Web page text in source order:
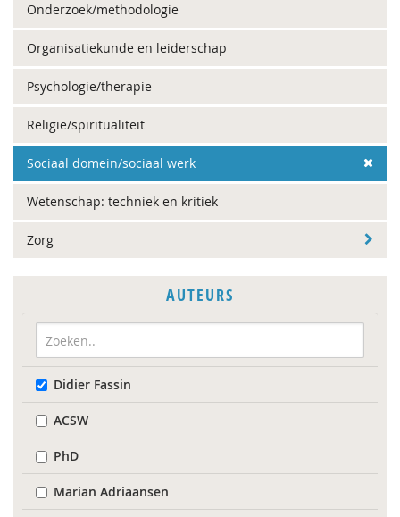
Onderzoek/methodologie
Organisatiekunde en leiderschap
Psychologie/therapie
Religie/spiritualiteit
Sociaal domein/sociaal werk
Wetenschap: techniek en kritiek
Zorg
AUTEURS
Didier Fassin
ACSW
PhD
Marian Adriaansen